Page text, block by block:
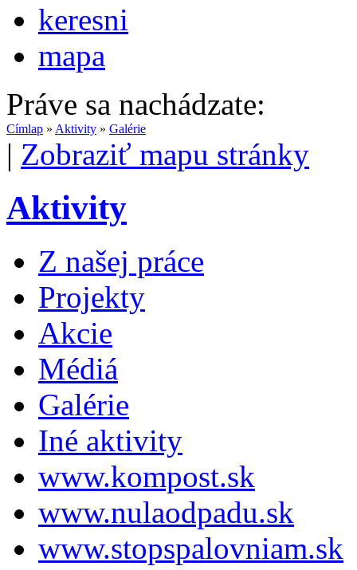
keresni
mapa
Práve sa nachádzate:
Címlap » Aktivity » Galérie
| Zobraziť mapu stránky
Aktivity
Z našej práce
Projekty
Akcie
Médiá
Galérie
Iné aktivity
www.kompost.sk
www.nulaodpadu.sk
www.stopspalovniam.sk